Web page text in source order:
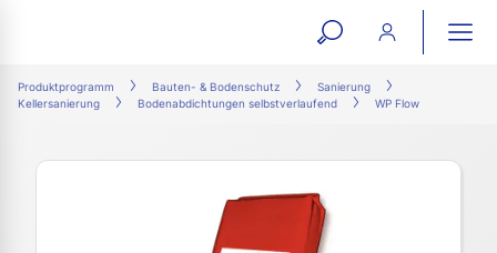
open
search
Produktprogramm Bauten- & Bodenschutz
Sanierung
Kellersanierung
Bodenabdichtungen selbstverlaufend WP Flow